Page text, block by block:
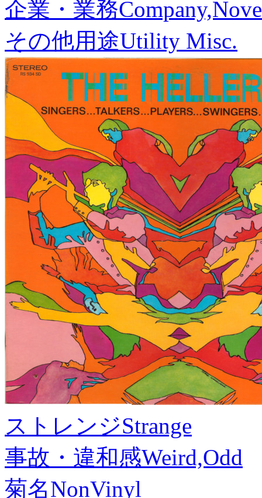
企業・業務
その他用途Utility Misc.
ストレンジStrange
事故・違和感Weird,Odd
菊名NonVinyl